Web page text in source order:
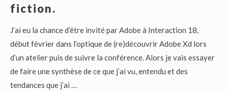
fiction.
J’ai eu la chance d’être invité par Adobe à Interaction 18,
début février dans l’optique de (re)découvrir Adobe Xd lors
d’un atelier puis de suivre la conférence. Alors je vais essayer
de faire une synthèse de ce que j’ai vu, entendu et des
tendances que j’ai …